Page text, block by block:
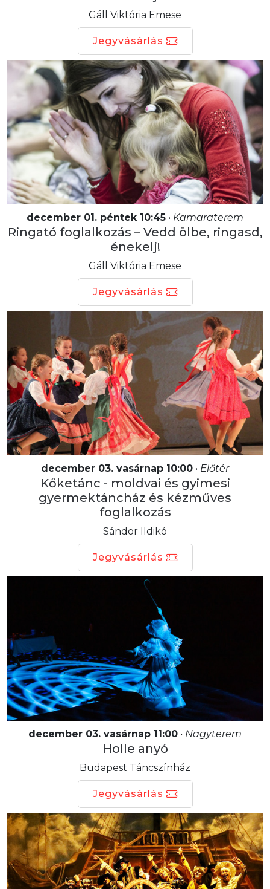
Gáll Viktória Emese
Jegyvásárlás
december 01. péntek 10:45 • Kamaraterem
Ringató foglalkozás – Vedd ölbe, ringasd,
énekelj!
Gáll Viktória Emese
Jegyvásárlás
december 03. vasárnap 10:00 • Előtér
Kőketánc - moldvai és gyimesi
gyermektáncház és kézműves
foglalkozás
Sándor Ildikó
Jegyvásárlás
december 03. vasárnap 11:00 • Nagyterem
Holle anyó
Budapest Táncszínház
Jegyvásárlás